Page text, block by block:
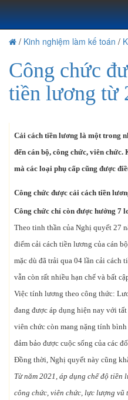
/ Kinh nghiệm làm kế toán /
Công chức
tiền lương từ
Cải cách tiền lương là một trong
đến cán bộ, công chức, viên
mà các loại phụ cấp cũng được
Công chức được cải cách tiền
Công chức chỉ còn được hưởng 7
Theo tinh thần của Nghị quyết 27
điểm cải cách tiền lương của cán
mặc dù đã trải qua 04 lần cải cách
vẫn còn rất nhiều hạn chế và bất
Việc tính lương theo công thức:
đang được áp dụng hiện nay với
viên chức còn mang nặng tính
đảm bảo được cuộc sống của các
Đồng thời, Nghị quyết này cũng
Từ năm 2021, áp dụng chế độ
công chức, viên chức, lực lượng